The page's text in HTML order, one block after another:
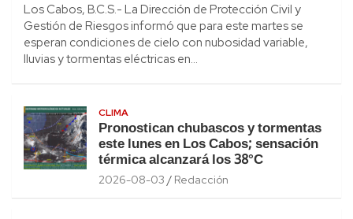
Los Cabos, B.C.S.- La Dirección de Protección Civil y
Gestión de Riesgos informó que para este martes se
esperan condiciones de cielo con nubosidad variable,
lluvias y tormentas eléctricas en…
CLIMA
Pronostican chubascos y tormentas
este lunes en Los Cabos; sensación
térmica alcanzará los 38°C
2026-08-03 Redacción